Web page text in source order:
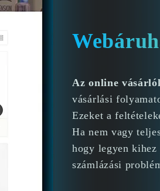
Az online
vásárlási
Ezeket a
Ha nem vagy
hogy legyen
számlázási